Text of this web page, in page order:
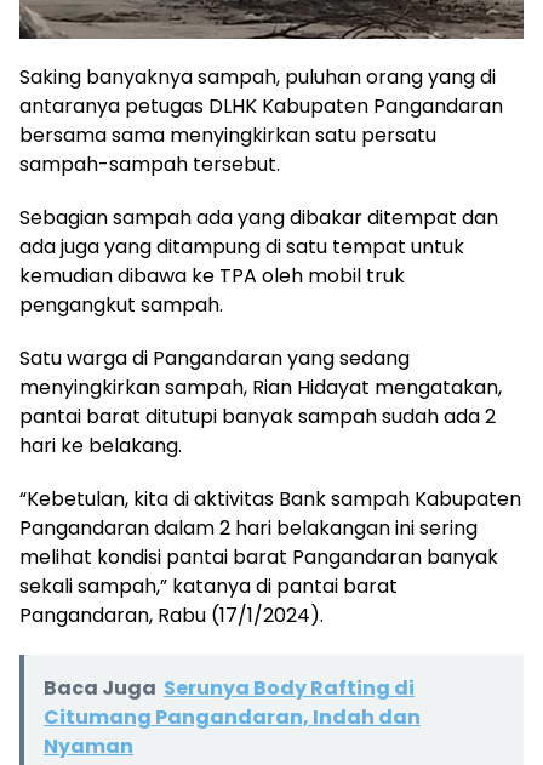
Saking banyaknya sampah, puluhan orang yang di
antaranya petugas DLHK Kabupaten Pangandaran
bersama sama menyingkirkan satu persatu
sampah-sampah tersebut.
Sebagian sampah ada yang dibakar ditempat dan
ada juga yang ditampung di satu tempat untuk
kemudian dibawa ke TPA oleh mobil truk
pengangkut sampah.
Satu warga di Pangandaran yang sedang
menyingkirkan sampah, Rian Hidayat mengatakan,
pantai barat ditutupi banyak sampah sudah ada 2
hari ke belakang.
“Kebetulan, kita di aktivitas Bank sampah Kabupaten
Pangandaran dalam 2 hari belakangan ini sering
melihat kondisi pantai barat Pangandaran banyak
sekali sampah,” katanya di pantai barat
Pangandaran, Rabu (17/1/2024).
Baca Juga Serunya Body Rafting di
Citumang Pangandaran, Indah dan
Nyaman